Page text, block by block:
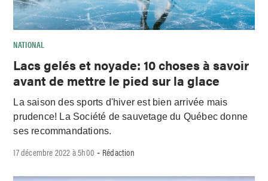
NATIONAL
Lacs gelés et noyade: 10 choses à savoir
avant de mettre le pied sur la glace
La saison des sports d'hiver est bien arrivée mais
prudence! La Société de sauvetage du Québec donne
ses recommandations.
17 décembre 2022 à 5h00 - Rédaction